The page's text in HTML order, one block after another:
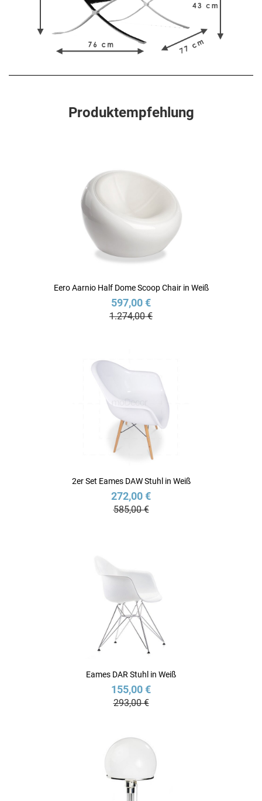
Produktempfehlung
Eero Aarnio Half Dome Scoop Chair in Weiß
597,00 €
1.274,00 €
2er Set Eames DAW Stuhl in Weiß
272,00 €
585,00 €
Eames DAR Stuhl in Weiß
155,00 €
293,00 €